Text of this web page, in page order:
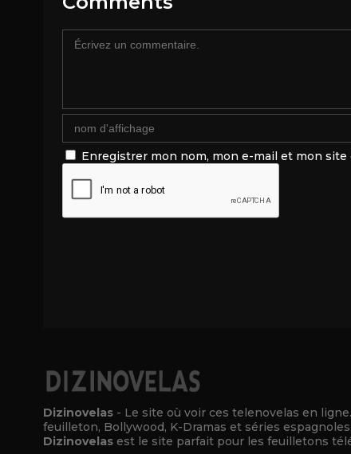
Enregistrer mon nom, mon e-mail et mon
Dizinovelas - Le site où voir ces telenovelas en
feuilleton, Bollywood, K-Dramas et séries
Dizinovelas est le site parfait pour les feuilletons